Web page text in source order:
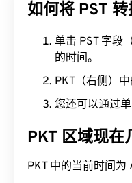
如何将 PST
单击 PST 字段
的时间。
PKT（右侧）中
您还可以通过
PKT 区域现在
PKT 中的当前时间